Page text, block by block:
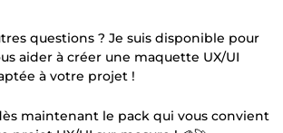
questions ? Je suis disponible pour
aider à créer une maquette UX/UI
à votre projet !
maintenant le pack qui vous convient